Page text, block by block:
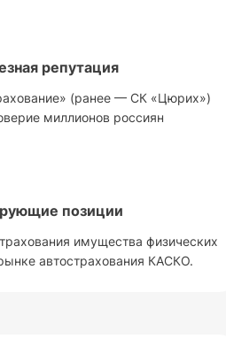
репутация
(ранее — СК «Цюрих»)
миллионов россиян
позиции
имущества физических
автострахования КАСКО.